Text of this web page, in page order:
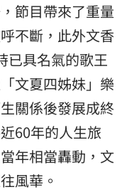
節目帶來了重量
不斷，此外文香
已具名氣的歌王
文夏四姊妹」樂
關係後發展成終
60年的人生旅
年相當轟動，文
風華。